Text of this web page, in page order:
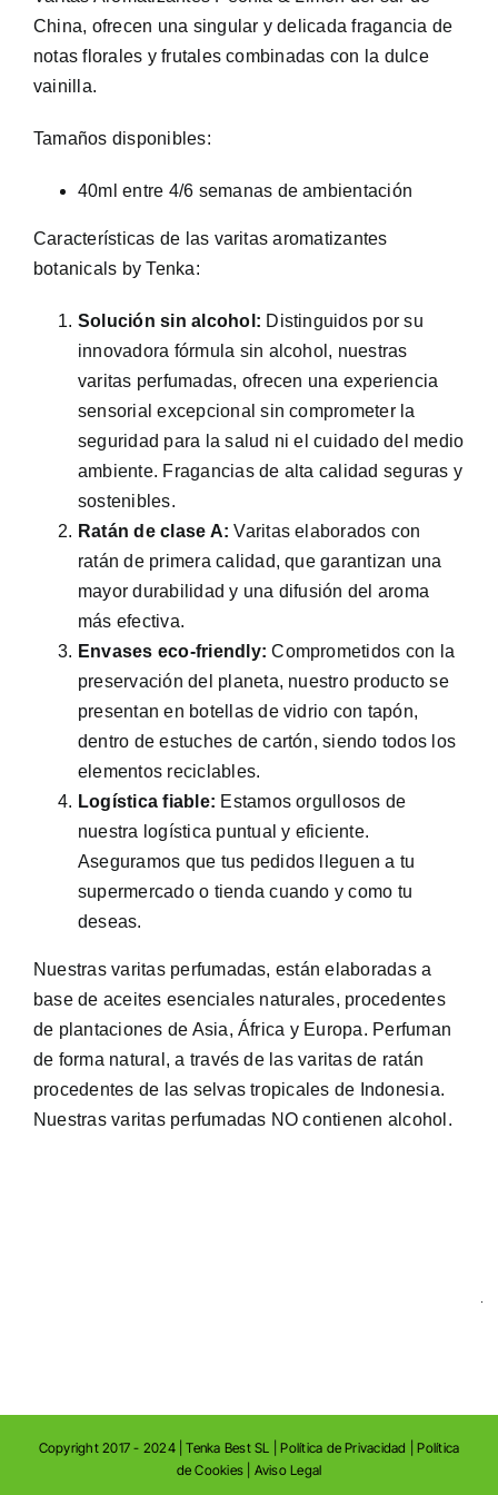
China, ofrecen una singular y delicada fragancia de
notas florales y frutales combinadas con la dulce
vainilla.
Tamaños disponibles:
40ml entre 4/6 semanas de ambientación
Características de las varitas aromatizantes
botanicals by Tenka:
Solución sin alcohol: Distinguidos por su
innovadora fórmula sin alcohol, nuestras
varitas perfumadas, ofrecen una experiencia
sensorial excepcional sin comprometer la
seguridad para la salud ni el cuidado del medio
ambiente. Fragancias de alta calidad seguras y
sostenibles.
Ratán de clase A: Varitas elaborados con
ratán de primera calidad, que garantizan una
mayor durabilidad y una difusión del aroma
más efectiva.
Envases eco-friendly: Comprometidos con la
preservación del planeta, nuestro producto se
presentan en botellas de vidrio con tapón,
dentro de estuches de cartón, siendo todos los
elementos reciclables.
Logística fiable: Estamos orgullosos de
nuestra logística puntual y eficiente.
Aseguramos que tus pedidos lleguen a tu
supermercado o tienda cuando y como tu
deseas.
Nuestras varitas perfumadas, están elaboradas a
base de aceites esenciales naturales, procedentes
de plantaciones de Asia, África y Europa. Perfuman
de forma natural, a través de las varitas de ratán
procedentes de las selvas tropicales de Indonesia.
Nuestras varitas perfumadas NO contienen alcohol.
Copyright 2017 - 2024 |Tenka Best SL |Política de Privacidad |Política
de Cookies
Aviso Legal